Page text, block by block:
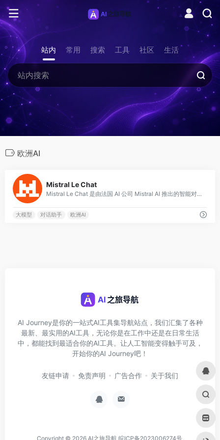
站内 常用 搜索 工具 社区 生活
欧洲AI
Mistral Le Chat
Mistral Le Chat 是由法国 AI 公司 Mistral AI 推出的智能对话助手，基于其自研的高性能大语言模型构建。
大模型 对话助手 欧洲AI
AI Journey是你的一站式AI工具集导航站点，我们汇集了各种
最新、最实用的AI工具，无论你是在工作中还是在日常生活
中，都能找到最适合你的AI工具。让人工智能变得触手可及，
开始你的AI Journey吧！
友链申请 免责声明 广告合作 关于我们
Copyright © 2026 AI之旅导航 皖ICP备2023006274号